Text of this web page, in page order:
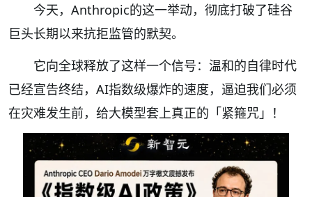
今天，Anthropic的这一举动，彻底打破了硅谷
巨头长期以来抗拒监管的默契。
它向全球释放了这样一个信号：温和的自律时代
已经宣告终结，AI指数级爆炸的速度，逼迫我们必须
在灾难发生前，给大模型套上真正的「紧箍咒」！